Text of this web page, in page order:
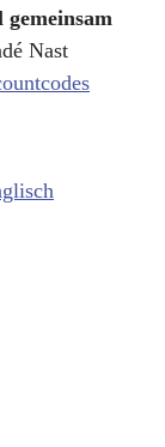
gemeinsam
Nast